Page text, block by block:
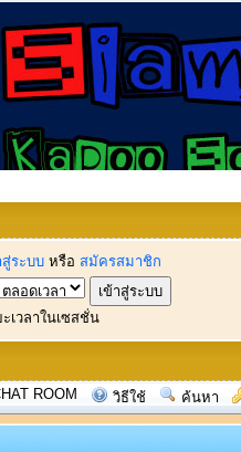
สู่ระบบ หรือ สมัครสมาชิก
เวลาในเซสชั่น
ROOM วิธีใช้ ค้นหา